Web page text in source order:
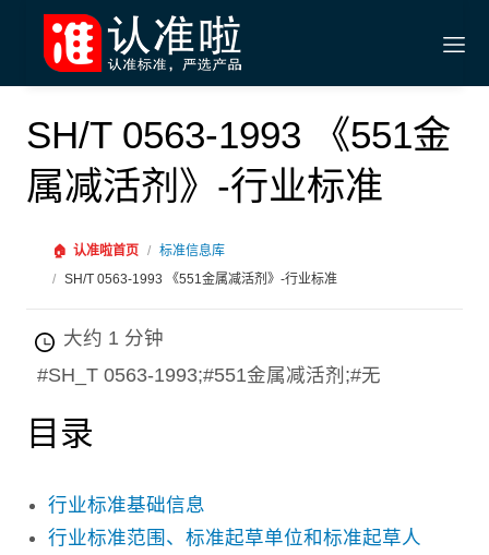
SH/T 0563-1993 《551金
属减活剂》-行业标准
🏠 认准啦首页 / 标准信息库
/ SH/T 0563-1993 《551金属减活剂》-行业标准
大约 1 分钟
#SH_T 0563-1993;#551金属减活剂;#无
目录
行业标准基础信息
行业标准范围、标准起草单位和标准起草人